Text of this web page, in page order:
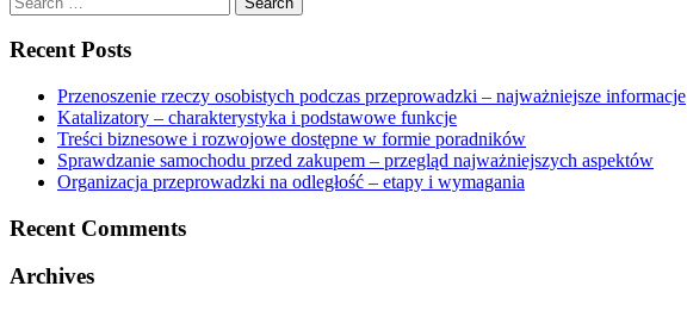
for:
Recent Posts
Przenoszenie rzeczy osobistych podczas przeprowadzki – najważniejsze informacje
Katalizatory – charakterystyka i podstawowe funkcje
Treści biznesowe i rozwojowe dostępne w formie poradników
Sprawdzanie samochodu przed zakupem – przegląd najważniejszych aspektów
Organizacja przeprowadzki na odległość – etapy i wymagania
Recent Comments
Archives